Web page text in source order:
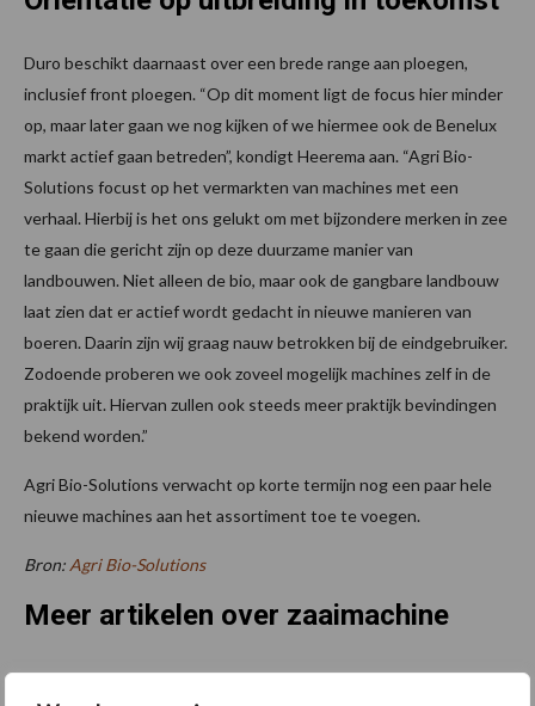
Duro beschikt daarnaast over een brede range aan ploegen,
inclusief front ploegen. “Op dit moment ligt de focus hier minder
op, maar later gaan we nog kijken of we hiermee ook de Benelux
markt actief gaan betreden”, kondigt Heerema aan. “Agri Bio-
Solutions focust op het vermarkten van machines met een
verhaal. Hierbij is het ons gelukt om met bijzondere merken in zee
te gaan die gericht zijn op deze duurzame manier van
landbouwen. Niet alleen de bio, maar ook de gangbare landbouw
laat zien dat er actief wordt gedacht in nieuwe manieren van
boeren. Daarin zijn wij graag nauw betrokken bij de eindgebruiker.
Zodoende proberen we ook zoveel mogelijk machines zelf in de
praktijk uit. Hiervan zullen ook steeds meer praktijk bevindingen
bekend worden.”
Agri Bio-Solutions verwacht op korte termijn nog een paar hele
nieuwe machines aan het assortiment toe te voegen.
Bron: Agri Bio-Solutions
Meer artikelen over zaaimachine